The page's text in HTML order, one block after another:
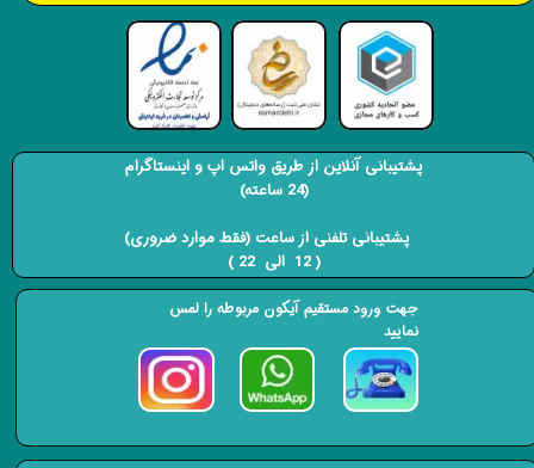
پشتیبانی آنلاین از طریق واتس اپ و اینستاگرام
(24 ساعته)
​​​​​​​ پشتیبانی تلفنی از ساعت (فقط موارد ضروری)
( 12 الی 22 ) ​​​​​​​
جهت ورود مستقیم آیکون مربوطه را لمس
نمایید